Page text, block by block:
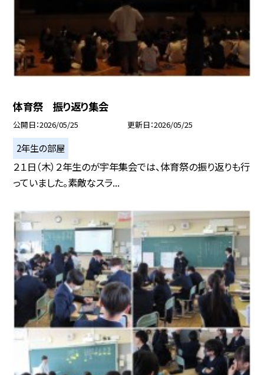
体育祭 振り返り集会
公開日 2026/05/25 更新日 2026/05/25
2年生の部屋
２１日（木）２年生のが宇年集会では、体育祭の振り返りも行
っていました。素敵なスラ...